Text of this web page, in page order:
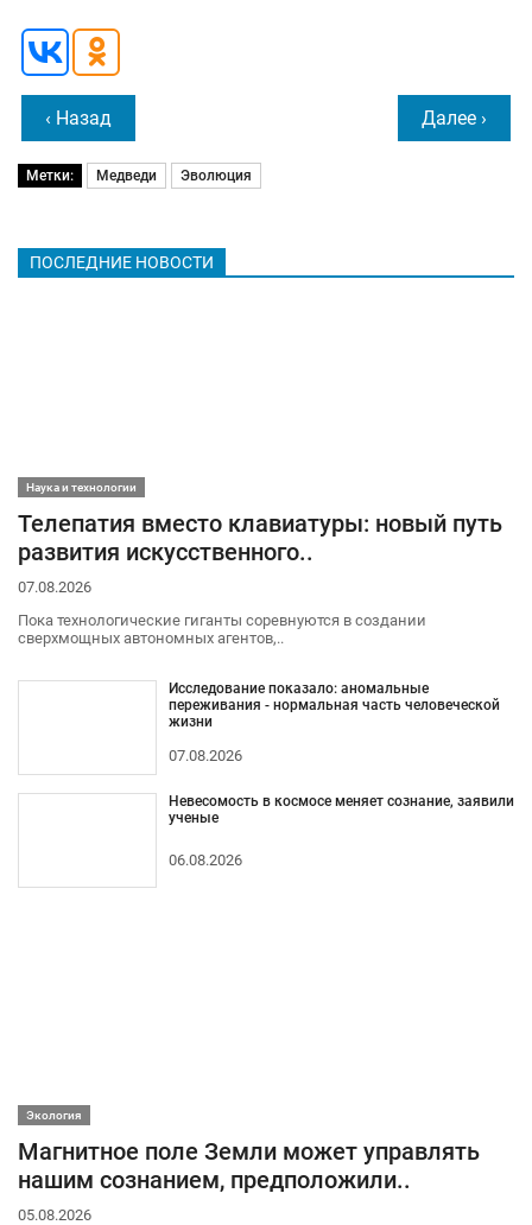
‹ Назад Далее ›
Метки: Медведи Эволюция
ПОСЛЕДНИЕ НОВОСТИ
Наука и технологии
Телепатия вместо клавиатуры: новый путь
развития искусственного..
07.08.2026
Пока технологические гиганты соревнуются в создании
сверхмощных автономных агентов,..
Исследование показало: аномальные
переживания - нормальная часть человеческой
жизни
07.08.2026
Невесомость в космосе меняет сознание, заявили
ученые
06.08.2026
Экология
Магнитное поле Земли может управлять
нашим сознанием, предположили..
05.08.2026